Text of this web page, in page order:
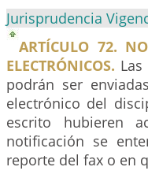
Jurisprudencia
ARTÍCULO 72.
ELECTRÓNICOS.
podrán ser
electrónico del
escrito hubieren
notificación se
reporte del fax o en